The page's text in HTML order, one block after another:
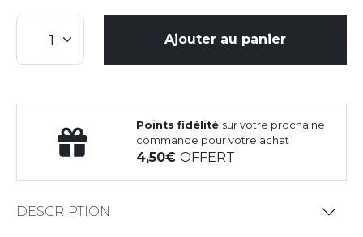
Ajouter au panier
Points fidélité sur votre prochaine
commande pour votre achat
4,50OFFERT
DESCRIPTION